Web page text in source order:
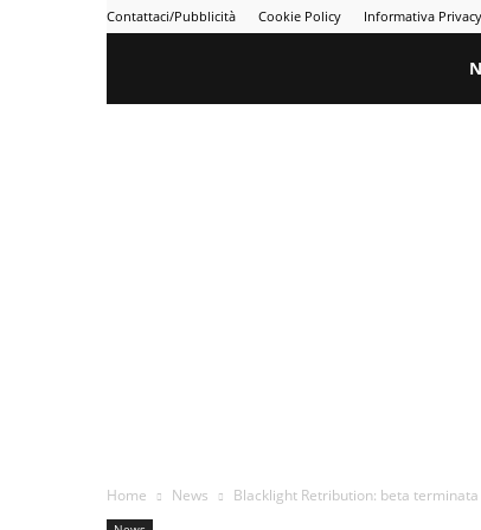
Contattaci/Pubblicità Cookie Policy Informativa Privacy
Home News Blacklight Retribution: beta